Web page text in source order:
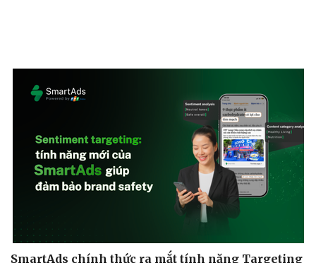
SmartAds chính thức ra mắt tính năng Targeting